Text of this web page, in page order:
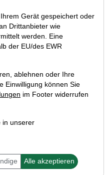
spielen sogenannte
Gerät gespeichert oder
Drittanbieter wie
werden. Eine
der EU/des EWR
ablehnen oder Ihre
Einwilligung können Sie
im Footer widerrufen
in unserer
Alle akzeptieren